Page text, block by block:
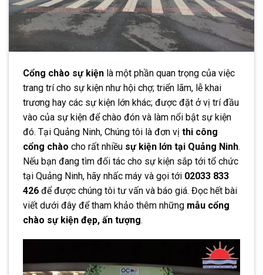
Cổng chào sự kiện là một phần quan trọng của việc
trang trí cho sự kiện như hội chợ; triển lãm, lễ khai
trương hay các sự kiện lớn khác; được đặt ở vị trí đầu
vào của sự kiện để chào đón và làm nổi bật sự kiện
đó. Tại Quảng Ninh, Chúng tôi là đơn vị thi công
cổng chào cho rất nhiều sự kiện lớn tại Quảng Ninh.
Nếu bạn đang tìm đối tác cho sự kiện sắp tới tổ chức
tại Quảng Ninh, hãy nhấc máy và gọi tới 02033 833
426 để được chúng tôi tư vấn và báo giá. Đọc hết bài
viết dưới đây để tham khảo thêm những mẫu cổng
chào sự kiện đẹp, ấn tượng.